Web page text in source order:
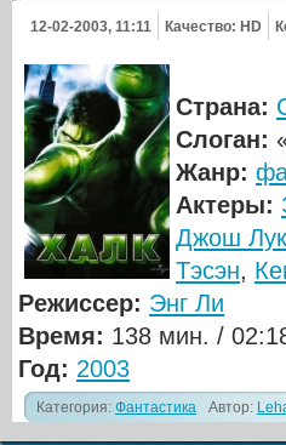
12-02-2003, 11:11 Качество: HD
Страна:
Слоган:
Жанр:
Актеры:
Джош
Тэсэн,
Режиссер: Энг Ли
Время: 138 мин. /
Год: 2003
Категория: Фантастика Автор: